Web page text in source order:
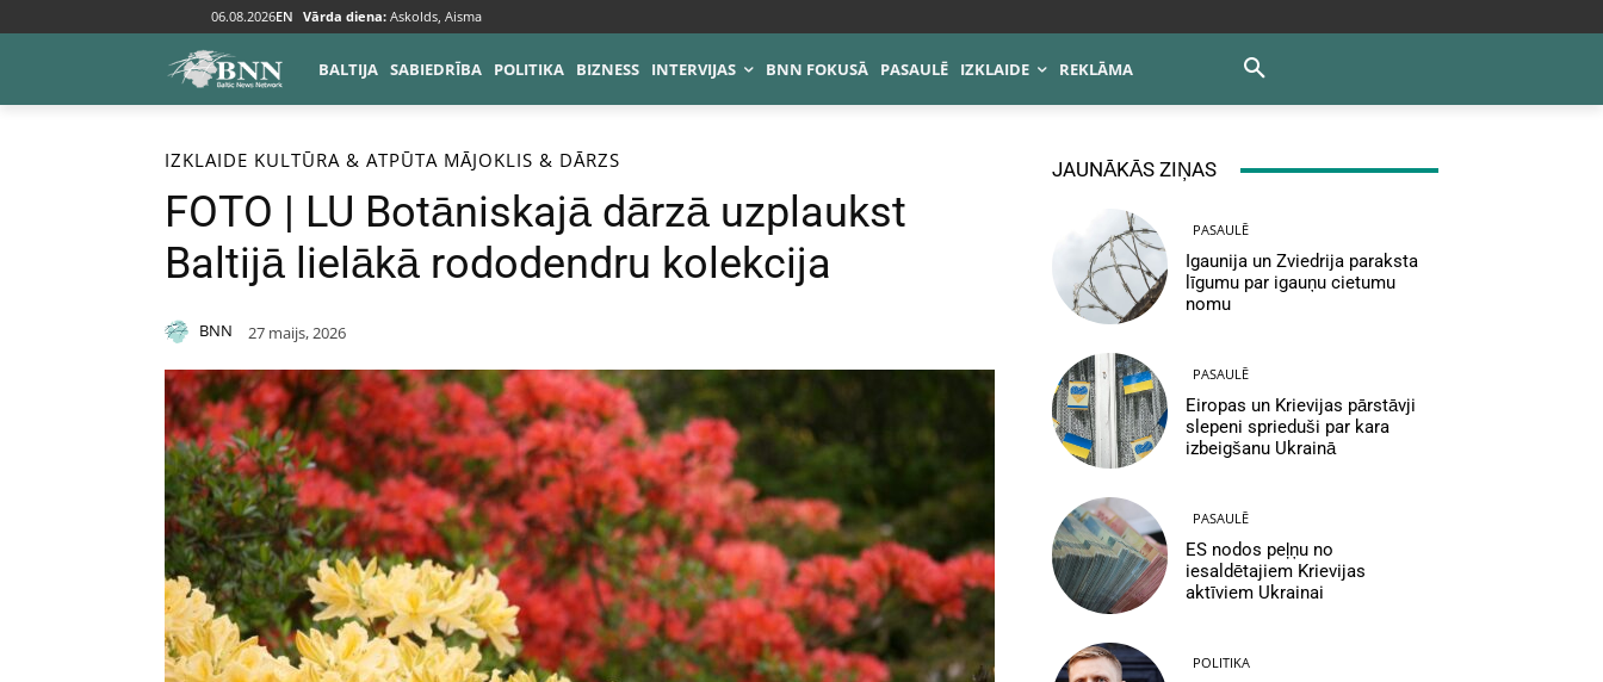
06.08.2026EN Vārda diena: Askolds, Aisma
BALTIJA SABIEDRĪBA POLITIKA BIZNESS INTERVIJAS BNN FOKUSĀ PASAULĒ IZKLAIDE REKLĀMA
Sākums Izklaide
IZKLAIDE KULTŪRA & ATPŪTA MĀJOKLIS & DĀRZS
FOTO | LU Botāniskajā dārzā uzplaukst
Baltijā lielākā rododendru kolekcija
BNN 27 maijs, 2026
JAUNĀKĀS ZIŅAS
PASAULĒ
Igaunija un Zviedrija paraksta
līgumu par igauņu cietumu
nomu
PASAULĒ
Eiropas un Krievijas pārstāvji
slepeni sprieduši par kara
izbeigšanu Ukrainā
PASAULĒ
ES nodos peļņu no
iesaldētajiem Krievijas
aktīviem Ukrainai
POLITIKA